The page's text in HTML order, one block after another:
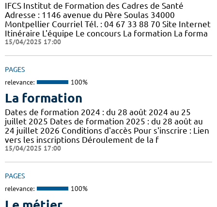
IFCS Institut de Formation des Cadres de Santé
Adresse : 1146 avenue du Père Soulas 34000
Montpellier Courriel Tél. : 04 67 33 88 70 Site Internet
Itinéraire L'équipe Le concours La formation La forma
15/04/2025 17:00
PAGES
relevance: 100%
La formation
Dates de formation 2024 : du 28 août 2024 au 25
juillet 2025 Dates de formation 2025 : du 28 août au
24 juillet 2026 Conditions d'accès Pour s'inscrire : Lien
vers les inscriptions Déroulement de la f
15/04/2025 17:00
PAGES
relevance: 100%